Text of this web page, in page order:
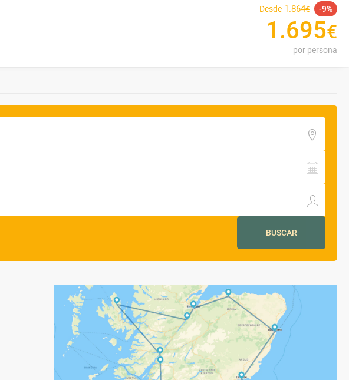
Desde 1.864€ 9
1 .695€
por persona
BUSCAR